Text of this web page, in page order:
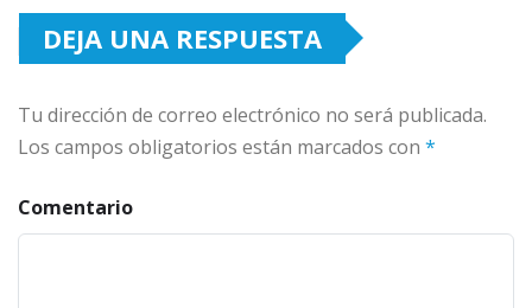
DEJA UNA RESPUESTA
Tu dirección de correo electrónico no será publicada.
Los campos obligatorios están marcados con *
Comentario